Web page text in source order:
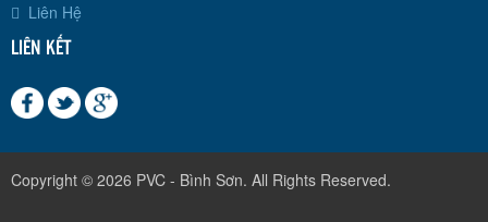
Liên Hệ
LIÊN KẾT
Copyright © 2026 PVC - Bình Sơn. All Rights Reserved.